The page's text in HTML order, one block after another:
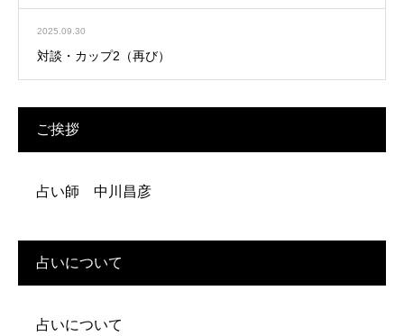
2025.09.30
対談・カップ2（再び）
ご挨拶
占い師 中川昌彦
占いについて
占いについて